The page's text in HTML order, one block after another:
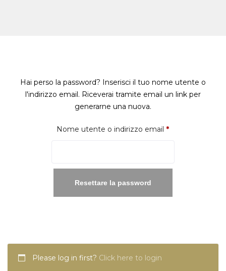
Hai perso la password? Inserisci il tuo nome utente o
l'indirizzo email. Riceverai tramite email un link per
generarne una nuova.
Nome utente o indirizzo email *Richiesto
Resettare la password
Please log in first? Click here to login